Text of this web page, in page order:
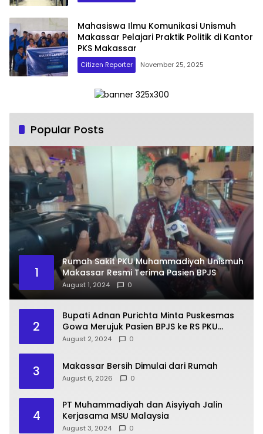
Mahasiswa Ilmu Komunikasi Unismuh
Makassar Pelajari Praktik Politik di Kantor
PKS Makassar
Citizen Reporter November 25, 2025
Popular Posts
1
Rumah Sakit PKU Muhammadiyah Unismuh
Makassar Resmi Terima Pasien BPJS
August 1, 2024 0
2
Bupati Adnan Purichta Minta Puskesmas
Gowa Merujuk Pasien BPJS ke RS PKU
Muhammadiyah Unismuh Makassar
August 2, 2024 0
3 Makassar Bersih Dimulai dari Rumah
August 6, 2026 0
4
PT Muhammadiyah dan Aisyiyah Jalin
Kerjasama MSU Malaysia
August 3, 2024 0